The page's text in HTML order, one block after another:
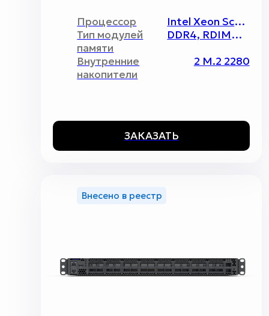
Процессор
Intel Xeon Scalable v.3 / 2 / 270 Вт
Тип модулей
памяти
DDR4, RDIMM, LRDIMM, ECC-REG
Внутренние
накопители
2 M.2 2280
ЗАКАЗАТЬ
Внесено в реестр